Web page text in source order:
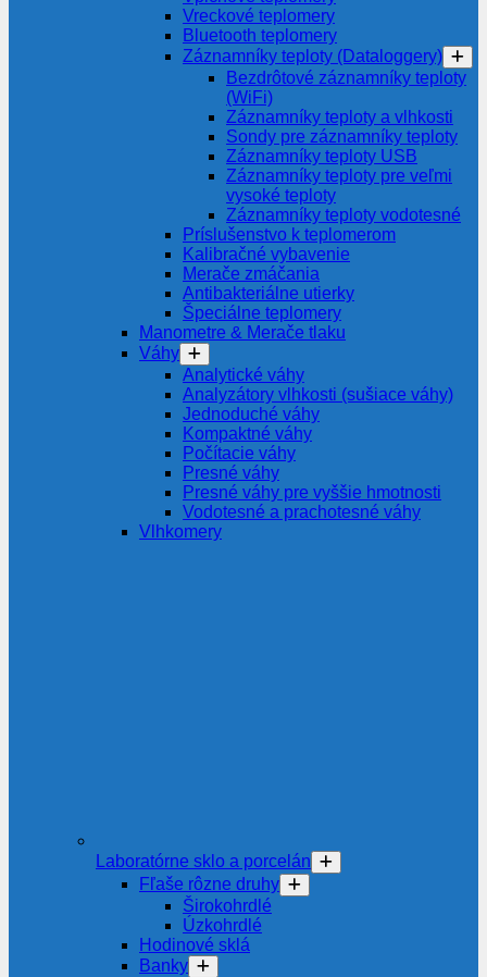
Vreckové teplomery
Bluetooth teplomery
Záznamníky teploty (Dataloggery)
Bezdrôtové záznamníky teploty
(WiFi)
Záznamníky teploty a vlhkosti
Sondy pre záznamníky teploty
Záznamníky teploty USB
Záznamníky teploty pre veľmi
vysoké teploty
Záznamníky teploty vodotesné
Príslušenstvo k teplomerom
Kalibračné vybavenie
Merače zmáčania
Antibakteriálne utierky
Špeciálne teplomery
Manometre & Merače tlaku
Váhy
Analytické váhy
Analyzátory vlhkosti (sušiace váhy)
Jednoduché váhy
Kompaktné váhy
Počítacie váhy
Presné váhy
Presné váhy pre vyššie hmotnosti
Vodotesné a prachotesné váhy
Vlhkomery
Laboratórne sklo a porcelán
Fľaše rôzne druhy
Širokohrdlé
Úzkohrdlé
Hodinové sklá
Banky